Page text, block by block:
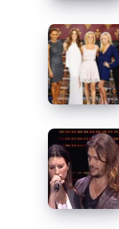
una
pausa,
fan
preoccupati
Spice
Girls,
cosa
fanno
ora?
Gianluca
Grignani:
Destinazione
paradiso
scritta